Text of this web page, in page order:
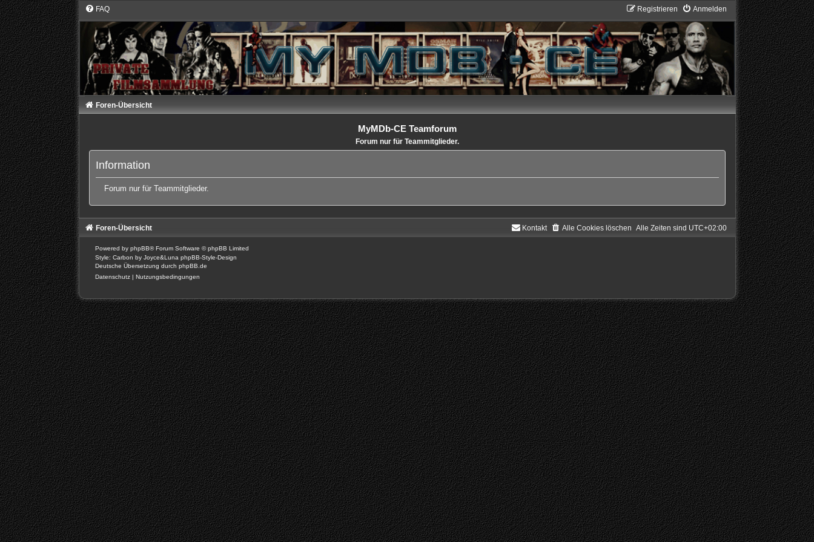
FAQ Anmelden
Registrieren
Foren-Übersicht
MyMDb-CE Teamforum
Forum nur für Teammitglieder.
Information
Forum nur für Teammitglieder.
Foren-Übersicht Alle Zeiten sind UTC+02:00
Alle Cookies löschen
Kontakt
Powered by phpBB® Forum Software © phpBB Limited
Style: Carbon by Joyce&Luna phpBB-Style-Design
Deutsche Übersetzung durch phpBB.de
Datenschutz | Nutzungsbedingungen